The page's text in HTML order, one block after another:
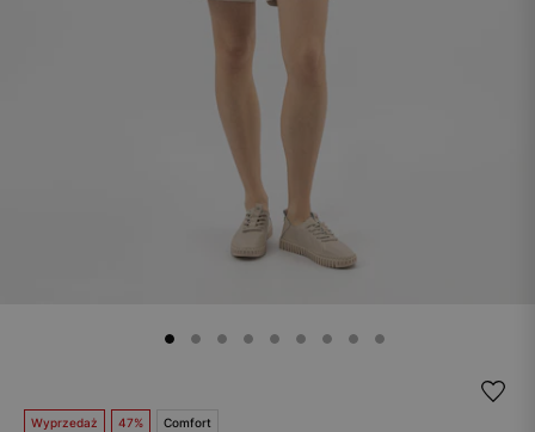
Wyprzedaż 47% Comfort